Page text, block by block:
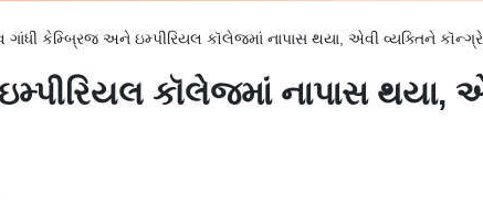
ગાંધી કેમ્બ્રિજ અને ઇમ્પીરિયલ કૉલેજમાં નાપાસ થયા, એવી વ્યક્તિને
કૉલેજમાં નાપાસ થયા,